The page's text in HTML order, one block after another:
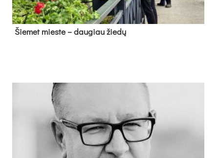
Šie­met mies­te – dau­giau žie­dų